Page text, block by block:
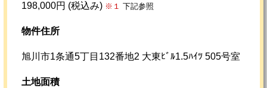
198,000円 (税込み) ※１ 下記参照
物件住所
旭川市1条通5丁目132番地2 大東ﾋﾞﾙ1.5ﾊｲﾂ 505号室
土地面積